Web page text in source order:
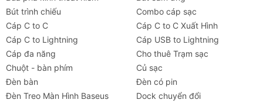
Đừng bỏ lỡ cơ hội sở hữu Bộ sạc Ugreen CD359
Robot GaN Nexode 30W mạnh mẽ và phong cách.
Đặt hàng ngay hôm nay để trải nghiệm tốc độ sạc
vượt trội và tận hưởng sự tiện lợi từ công nghệ GaN
tiên tiến. Số lượng có hạn, nhấn vào nút Mua Ngay
để nhận ưu đãi tốt nhất!
Bút trình chiếu
Combo cáp sạc
Cáp C to C
Cáp C to C Xuất Hình
Cáp C to Lightning
Cáp USB to Lightning
Cáp đa năng
Cho thuê Trạm sạc
Chuột - bàn phím
Củ sạc
Đèn bàn
Đèn có pin
Đèn Treo Màn Hình Baseus
Dock chuyển đổi